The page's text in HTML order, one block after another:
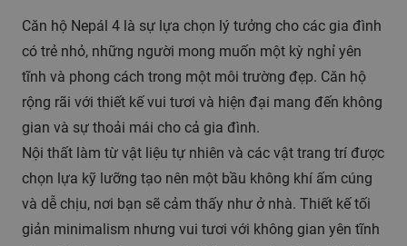
Căn hộ Nepál 4 là sự lựa chọn lý tưởng cho các gia đình
có trẻ nhỏ, những người mong muốn một kỳ nghỉ yên
tĩnh và phong cách trong một môi trường đẹp. Căn hộ
rộng rãi với thiết kế vui tươi và hiện đại mang đến không
gian và sự thoải mái cho cả gia đình.
Nội thất làm từ vật liệu tự nhiên và các vật trang trí được
chọn lựa kỹ lưỡng tạo nên một bầu không khí ấm cúng
và dễ chịu, nơi bạn sẽ cảm thấy như ở nhà. Thiết kế tối
giản minimalism nhưng vui tươi với không gian yên tĩnh